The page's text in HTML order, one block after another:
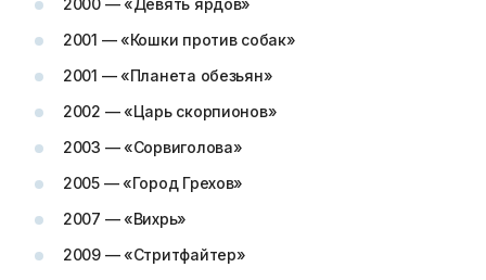
2000 — «Девять ярдов»
2001 — «Кошки против собак»
2001 — «Планета обезьян»
2002 — «Царь скорпионов»
2003 — «Сорвиголова»
2005 — «Город Грехов»
2007 — «Вихрь»
2009 — «Стритфайтер»